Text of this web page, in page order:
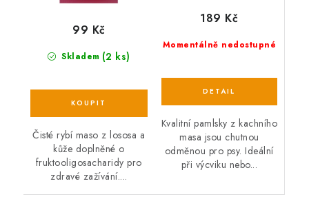
Skladem (2 ks)
99 Kč
Čisté rybí maso z lososa a
kůže doplněné o
fruktooligosacharidy pro
zdravé zažívání....
Momentálně nedostupné
189 Kč
Kvalitní pamlsky z kachního
masa jsou chutnou
odměnou pro psy. Ideální
při výcviku nebo...